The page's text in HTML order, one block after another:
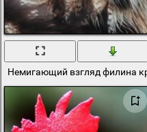
Немигающий взгляд филина